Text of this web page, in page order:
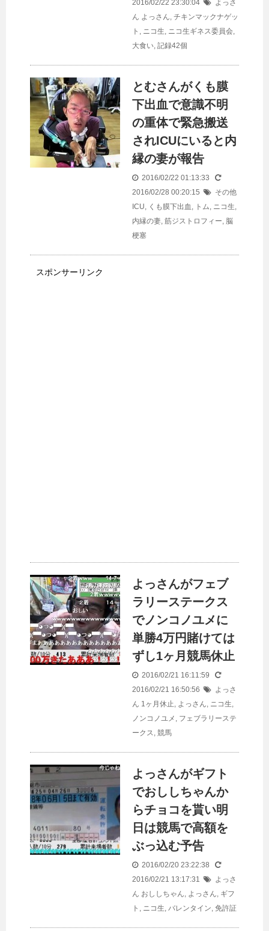
2016/02/22 23:30:04
よっさ
ん よっさん, チキンマックナゲッ
ト , ニコ生, ニコ生ギネス委員会,
大食い, 記録42個
とむさんがくも膜
下出血で意識不明
の重体で緊急搬送
されICUにいると内
縁の妻が報告
2016/02/22 01:13:33
2016/02/28 00:20:15
その他
ICU, くも膜下出血 , トム, ニコ生,
内縁の妻, 筋ジストロフィー, 脳
梗塞
スポンサーリンク
よっさんがフェブ
ラリーステークス
でノンコノユメに
単勝4万円賭けては
ずし1ヶ月競馬休止
2016/02/21 16:11:59
2016/02/21 16:50:56
よっさ
ん 1ヶ月休止, よっさん, ニコ生,
ノンコノユメ , フェブラリーステ
ークス, 競馬
よっさんがギフト
でおししちゃんか
らチョコを貰い明
日は競馬で高額を
ぶっ込む予告
2016/02/20 23:22:38
2016/02/21 13:17:31
よっさ
ん おししちゃん, よっさん, ギフ
ト , ニコ生, バレンタイン, 免許証